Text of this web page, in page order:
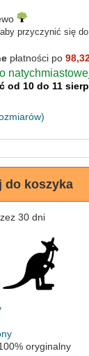
przyczynić się do
płatności po
od 10 do 11
do koszyka
30 dni
oryginalny